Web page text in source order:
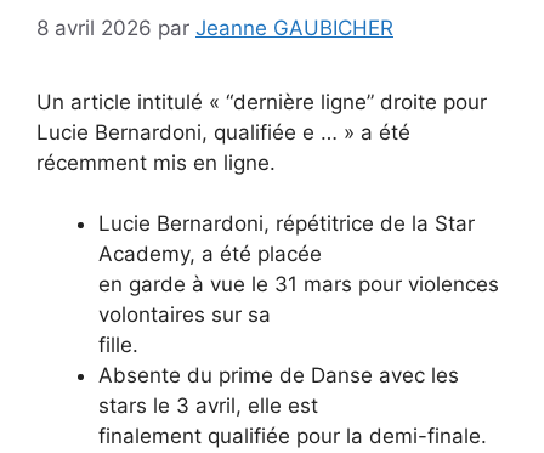
8 avril 2026 par Jeanne GAUBICHER
Un article intitulé « “dernière ligne” droite pour
Lucie Bernardoni, qualifiée e … » a été
récemment mis en ligne.
Lucie Bernardoni, répétitrice de la Star
Academy, a été placée
en garde à vue le 31 mars pour violences
volontaires sur sa
fille.
Absente du prime de Danse avec les
stars le 3 avril, elle est
finalement qualifiée pour la demi-finale.